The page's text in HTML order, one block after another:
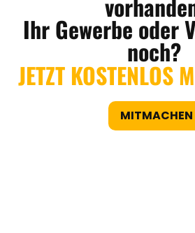
Ihr Gewerbe oder
noch?
JETZT KOSTENLOS
MITMACHEN